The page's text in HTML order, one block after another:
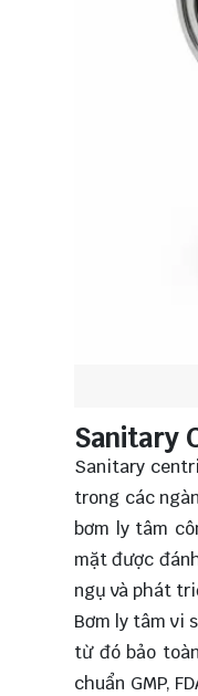
Sanitary
Sanitary
trong các
bơm ly tâm
mặt được
ngụ và phát
Bơm ly tâm vi
từ đó bảo
chuẩn GMP,